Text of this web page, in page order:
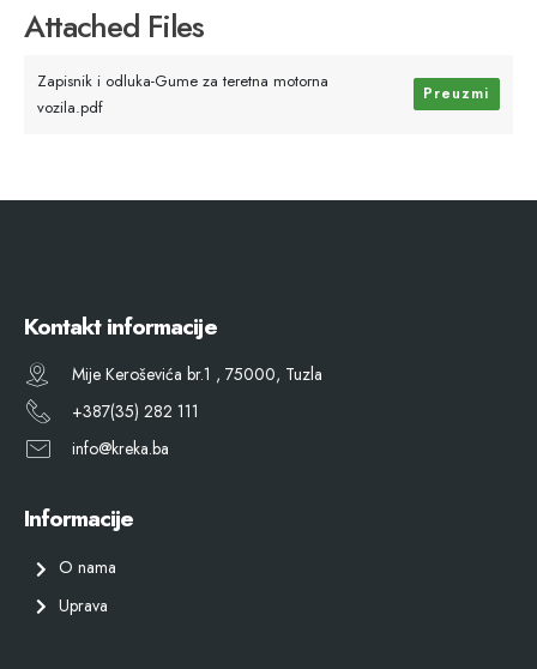
Attached Files
Zapisnik i odluka-Gume za teretna motorna
vozila.pdf
Preuzmi
Kontakt informacije
Mije Keroševića br.1 , 75000, Tuzla
+387(35) 282 111
info@kreka.ba
Informacije
O nama
Uprava